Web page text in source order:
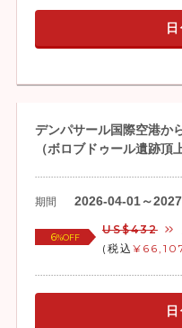
デンパサール国際空港か
（ボロブドゥール遺跡頂
期間 2026-04-01～
6%OFF
US$432
(税込